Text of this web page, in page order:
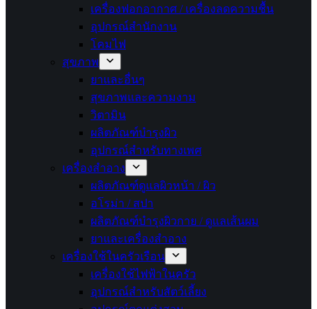
เครื่องฟอกอากาศ / เครื่องลดความชื้น
อุปกรณ์สำนักงาน
โคมไฟ
สุขภาพ
ยาและอื่นๆ
สุขภาพและความงาม
วิตามิน
ผลิตภัณฑ์บำรุงผิว
อุปกรณ์สำหรับทางเพศ
เครื่องสำอาง
ผลิตภัณฑ์ดูแลผิวหน้า / ผิว
อโรม่า / สปา
ผลิตภัณฑ์บำรุงผิวกาย / ดูแลเส้นผม
ยาและเครื่องสำอาง
เครื่องใช้ในครัวเรือน
เครื่องใช้ไฟฟ้าในครัว
อุปกรณ์สำหรับสัตว์เลี้ยง